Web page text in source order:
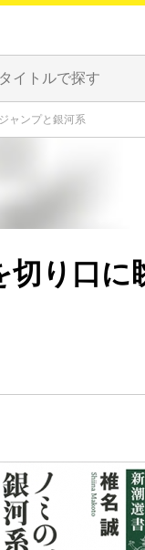
ャンプと銀河系
切り口